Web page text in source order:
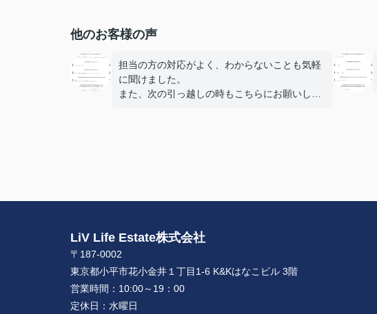
他のお客様の声
担当の方の対応がよく、わからないことも気軽
に聞けました。
また、次の引っ越しの時もこちらにお願いした
LiV Life Estate株式会社
〒187-0002
東京都小平市花小金井１丁目1-6 K&Kはなこビル 3階
営業時間： 10:00～19：00
定休日： 水曜日